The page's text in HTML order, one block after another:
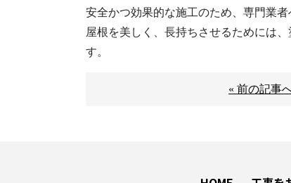
安全かつ効果的な施工のため、専門業者
屋根を美しく、長持ちさせるためには
す。
« 前の記事